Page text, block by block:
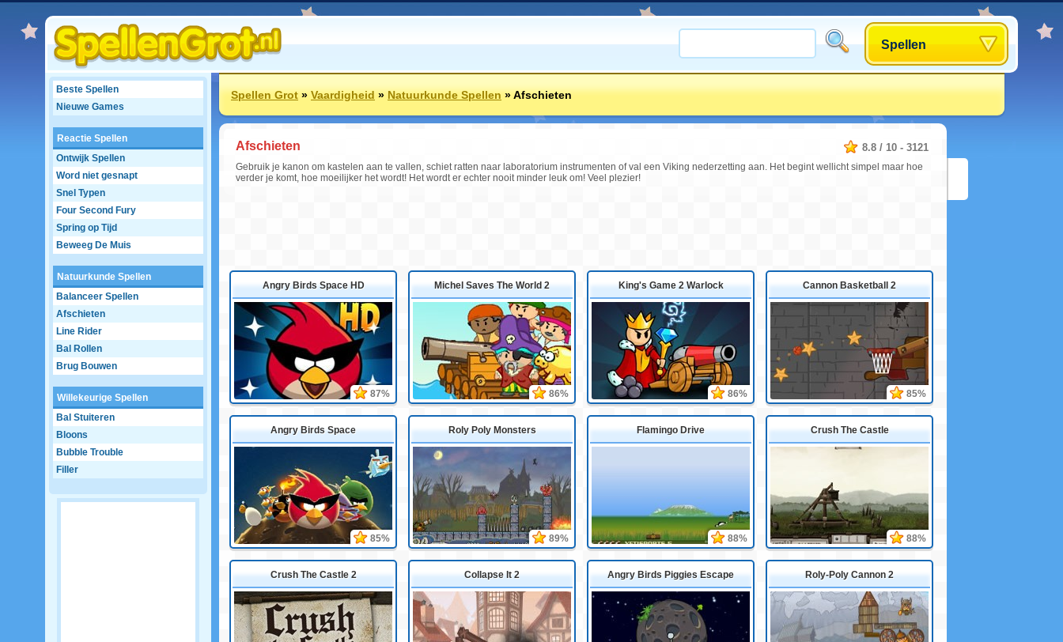
Spellen
Beste Spellen
Nieuwe Games
Reactie Spellen
Ontwijk Spellen
Word niet gesnapt
Snel Typen
Four Second Fury
Spring op Tijd
Beweeg De Muis
Natuurkunde Spellen
Balanceer Spellen
Afschieten
Line Rider
Bal Rollen
Brug Bouwen
Willekeurige Spellen
Bal Stuiteren
Bloons
Bubble Trouble
Filler
Spellen Grot»Vaardigheid»Natuurkunde Spellen»Afschieten
8.8 / 10 - 3121
Afschieten
Gebruik je kanon om kastelen aan te vallen, schiet ratten naar laboratorium instrumenten of val een Viking nederzetting aan. Het begint wellicht simpel maar hoe
verder je komt, hoe moeilijker het wordt! Het wordt er echter nooit minder leuk om! Veel plezier!
Angry Birds Space HD
87%
Michel Saves The World 2
86%
King's Game 2 Warlock
86%
Cannon Basketball 2
85%
Angry Birds Space
85%
Roly Poly Monsters
89%
Flamingo Drive
88%
Crush The Castle
88%
Crush The Castle 2 Collapse It 2 Angry Birds Piggies Escape Roly-Poly Cannon 2